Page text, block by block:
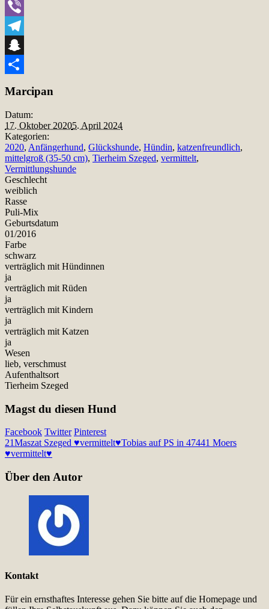
WhatsApp
Viber
Telegram
Snapchat
Marcipan
Datum:
17. Oktober 20205. April 2024
Kategorien:
2020, Anfängerhund, Glückshunde, Hündin, katzenfreundlich,
mittelgroß (35-50 cm), Tierheim Szeged, vermittelt,
Vermittlungshunde
Geschlecht
weiblich
Rasse
Puli-Mix
Geburtsdatum
01/2016
Farbe
schwarz
verträglich mit Hündinnen
ja
verträglich mit Rüden
ja
verträglich mit Kindern
ja
verträglich mit Katzen
ja
Wesen
lieb, verschmust
Aufenthaltsort
Tierheim Szeged
Magst du diesen Hund
Facebook Twitter Pinterest
21Maszat Szeged ♥vermittelt♥Tobias auf PS in 47441 Moers
♥vermittelt♥
Über den Autor
Kontakt
Für ein ernsthaftes Interesse gehen Sie bitte auf die Homepage und